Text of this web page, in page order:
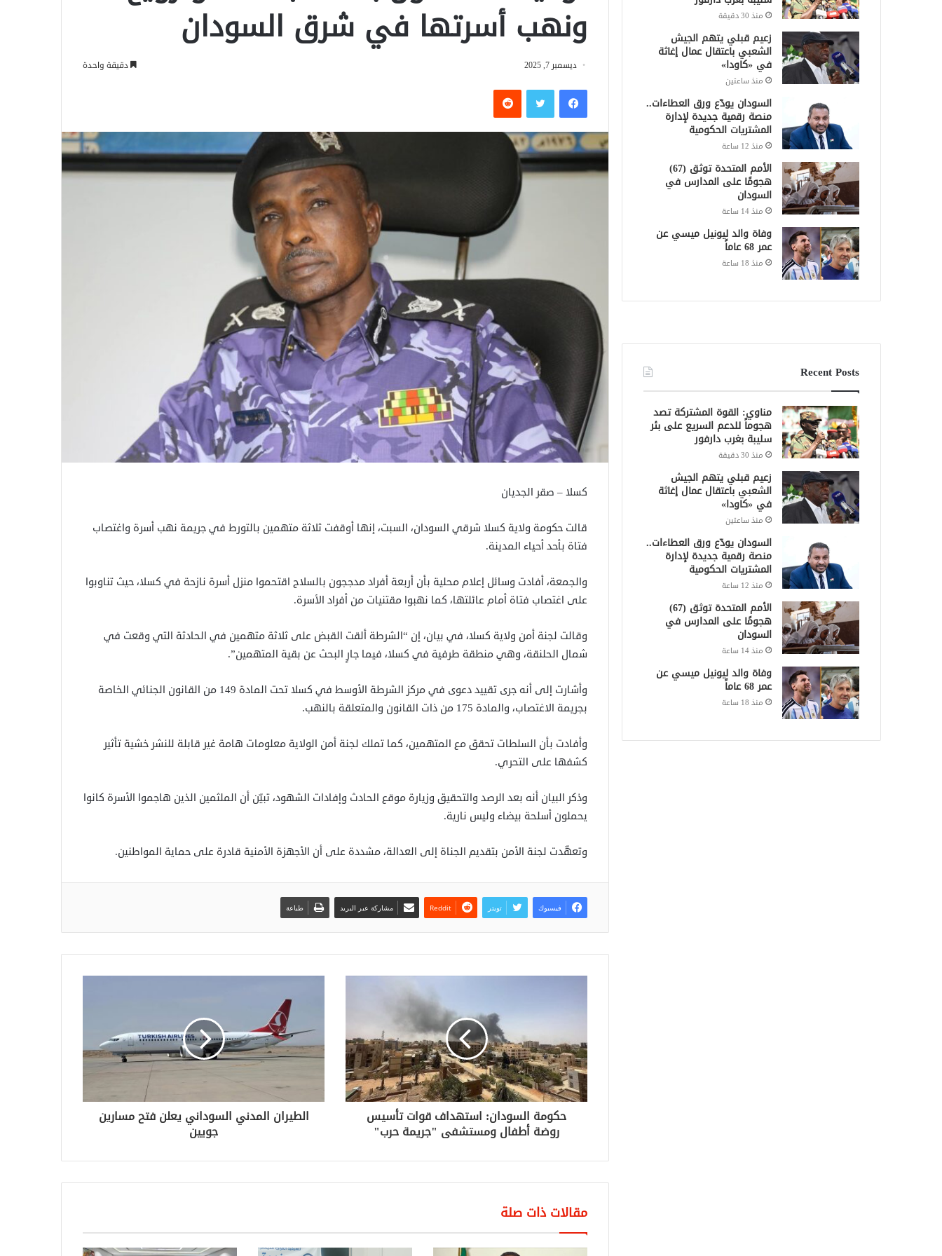
ونهب أسرتها في شرق السودان
ديسمبر 7, 2025 دقيقة واحدة
فيسبوكتويتر
كسلا – صقر الجديان
قالت حكومة ولاية كسلا شرقي السودان، السبت، إنها أوقفت ثلاثة متهمين بالتورط في جريمة نهب أسرة واغتصاب
فتاة بأحد أحياء المدينة.
والجمعة، أفادت وسائل إعلام محلية بأن أربعة أفراد مدججون بالسلاح اقتحموا منزل أسرة نازحة في كسلا، حيث تناوبوا
على اغتصاب فتاة أمام عائلتها، كما نهبوا مقتنيات من أفراد الأسرة.
وقالت لجنة أمن ولاية كسلا، في بيان، إن “الشرطة ألقت القبض على ثلاثة متهمين في الحادثة التي وقعت في
شمال الحلنقة، وهي منطقة طرفية في كسلا، فيما جارٍ البحث عن بقية المتهمين”.
وأشارت إلى أنه جرى تقييد دعوى في مركز الشرطة الأوسط في كسلا تحت المادة 149 من القانون الجنائي الخاصة
بجريمة الاغتصاب، والمادة 175 من ذات القانون والمتعلقة بالنهب.
وأفادت بأن السلطات تحقق مع المتهمين، كما تملك لجنة أمن الولاية معلومات هامة غير قابلة للنشر خشية تأثير
كشفها على التحري.
وذكر البيان أنه بعد الرصد والتحقيق وزيارة موقع الحادث وإفادات الشهود، تبيّن أن الملثمين الذين هاجموا الأسرة كانوا
يحملون أسلحة بيضاء وليس نارية.
وتعهّدت لجنة الأمن بتقديم الجناة إلى العدالة، مشددة على أن الأجهزة الأمنية قادرة على حماية المواطنين.
فيسبوك تويتر مشاركة عبر البريد طباعة
حكومة السودان: استهداف قوات تأسيس
روضة أطفال ومستشفى "جريمة حرب"
الطيران المدني السوداني يعلن فتح مسارين
جويين
مقالات ذات صلة
منذ 30 دقيقة
زعيم قبلي يتهم الجيش
الشعبي باعتقال عمال إغاثة
في «كاودا»
منذ ساعتين
السودان يودّع ورق العطاءات..
منصة رقمية جديدة لإدارة
المشتريات الحكومية
منذ 12 ساعة
الأمم المتحدة توثق (67)
هجومًا على المدارس في
السودان
منذ 14 ساعة
وفاة والد ليونيل ميسي عن
عمر 68 عاماً
منذ 18 ساعة
Recent Posts
مناوي: القوة المشتركة تصد
هجوماً للدعم السريع على بئر
سليبة بغرب دارفور
منذ 30 دقيقة
زعيم قبلي يتهم الجيش
الشعبي باعتقال عمال إغاثة
في «كاودا»
منذ ساعتين
السودان يودّع ورق العطاءات..
منصة رقمية جديدة لإدارة
المشتريات الحكومية
منذ 12 ساعة
الأمم المتحدة توثق (67)
هجومًا على المدارس في
السودان
منذ 14 ساعة
وفاة والد ليونيل ميسي عن
عمر 68 عاماً
منذ 18 ساعة